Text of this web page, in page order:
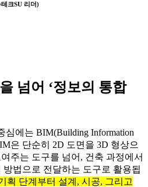
크SU 리더)
넘어 ‘정보의 통합
심에는 BIM(Building Information
은 단순히 2D 도면을 3D 형상으
주는 도구를 넘어, 건축 과정에서
법으로 전달하는 도구로 활용됩
획 단계부터 설계, 시공, 그리고